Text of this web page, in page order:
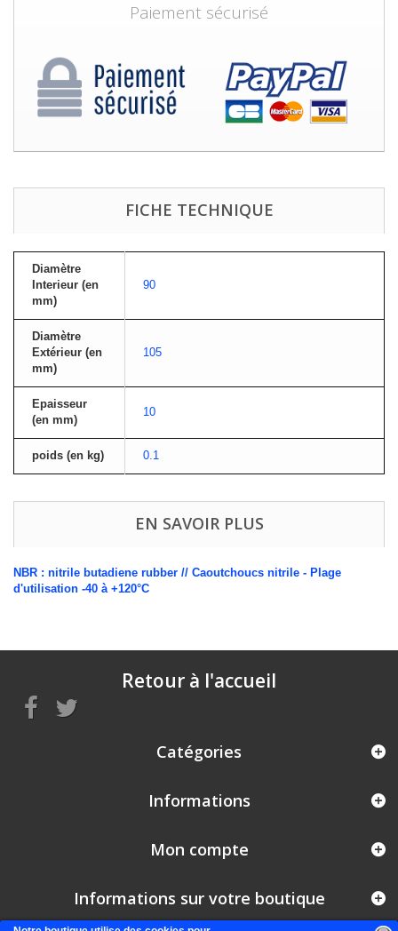
Paiement sécurisé
FICHE TECHNIQUE
Diamètre
Interieur (en
mm)
90
Diamètre
Extérieur (en
mm)
105
Epaisseur
(en mm)
10
poids (en kg) 0.1
EN SAVOIR PLUS
NBR : nitrile butadiene rubber // Caoutchoucs nitrile - Plage
d'utilisation -40 à +120°C
Retour à l'accueil
Catégories
Informations
Mon compte
Informations sur votre boutique